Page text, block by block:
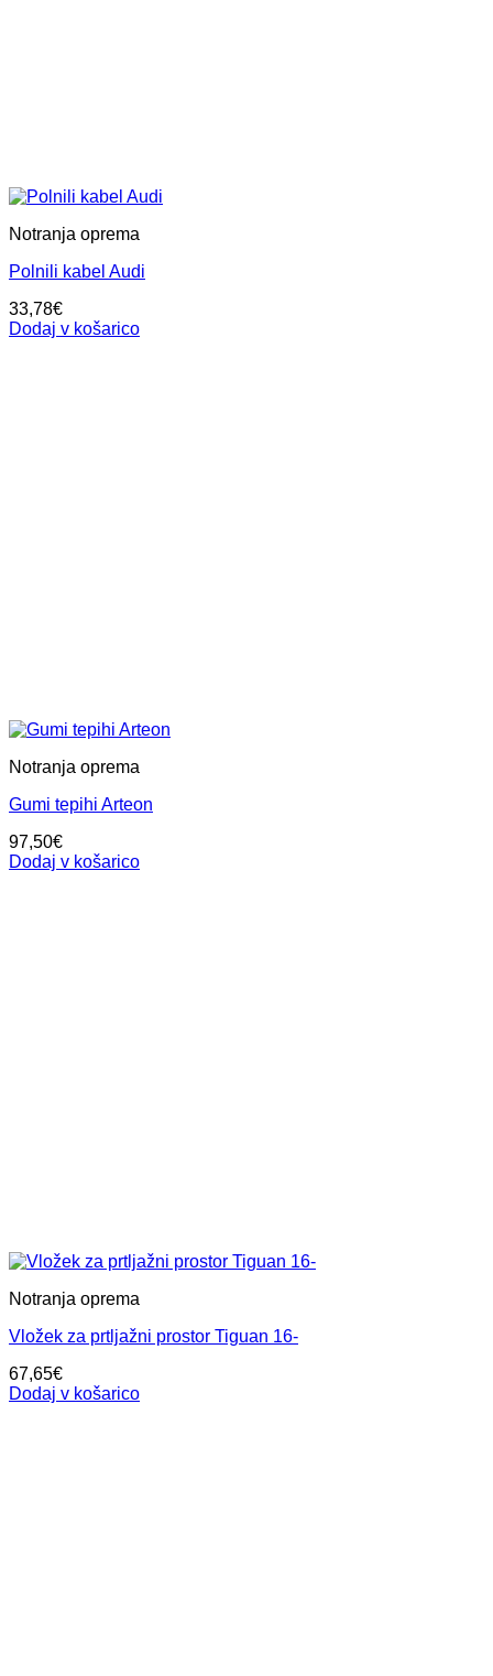
Notranja oprema
Polnili kabel Audi
33,78€
Dodaj v košarico
Notranja oprema
Gumi tepihi Arteon
97,50€
Dodaj v košarico
Notranja oprema
Vložek za prtljažni prostor Tiguan 16-
67,65€
Dodaj v košarico